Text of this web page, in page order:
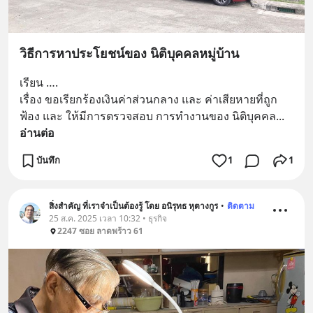
วิธีการหาประโยชน์ของ นิติบุคคลหมู่บ้าน
เรียน ….
เรื่อง ขอเรียกร้องเงินค่าส่วนกลาง และ ค่าเสียหายที่ถูก
ฟ้อง และ ให้มีการตรวจสอบ การทำงานของ นิติบุคคล
อ่านต่อ
บันทึก 1 1
สิ่งสำคัญ ที่เราจำเป็นต้องรู้ โดย อนิรุทธ หุตางกูร • ติดตาม
25 ส.ค. 2025 เวลา 10:32 • ธุรกิจ
2247 ซอย ลาดพร้าว 61